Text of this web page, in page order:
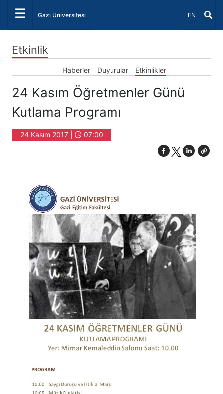
☰ Gazi Üniversitesi Dil Seçiniz
EN
Etkinlik
Haberler Duyurular Etkinlikler
24 Kasım Öğretmenler Günü
Kutlama Programı
24 Kasım 2017 | 07:00